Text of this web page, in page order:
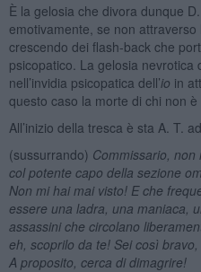
È la gelosia che divora dunque
emotivamente, se non attraverso
crescendo dei flash-back che
psicopatico. La gelosia nevrotica
nell’invidia psicopatica dell’io in
questo caso la morte di chi non è
All’inizio della tresca è sta A. T.
(sussurrando) Commissario,
col potente capo della sezione
Non mi hai mai visto! E che
essere una ladra, una maniaca,
assassini che circolano
eh, scoprilo da te! Sei così
A proposito, cerca di dimagrire!